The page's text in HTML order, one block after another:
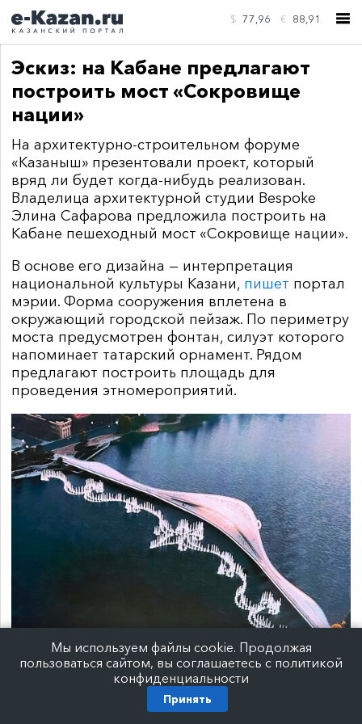
$ 77,96 € 88,91
КОНТАКТЫ
Эскиз: на Кабане предлагают
построить мост «Сокровище
нации»
На архитектурно-строительном форуме
«Казаныш» презентовали проект, который
вряд ли будет когда-нибудь реализован.
Владелица архитектурной студии Bespoke
Элина Сафарова предложила построить на
Кабане пешеходный мост «Сокровище нации».
В основе его дизайна — интерпретация
национальной культуры Казани, пишет портал
мэрии. Форма сооружения вплетена в
окружающий городской пейзаж. По периметру
моста предусмотрен фонтан, силуэт которого
напоминает татарский орнамент. Рядом
предлагают построить площадь для
проведения этномероприятий.
Мы используем файлы cookie. Продолжая
пользоваться сайтом, вы соглашаетесь с политикой
конфиденциальности
Принять